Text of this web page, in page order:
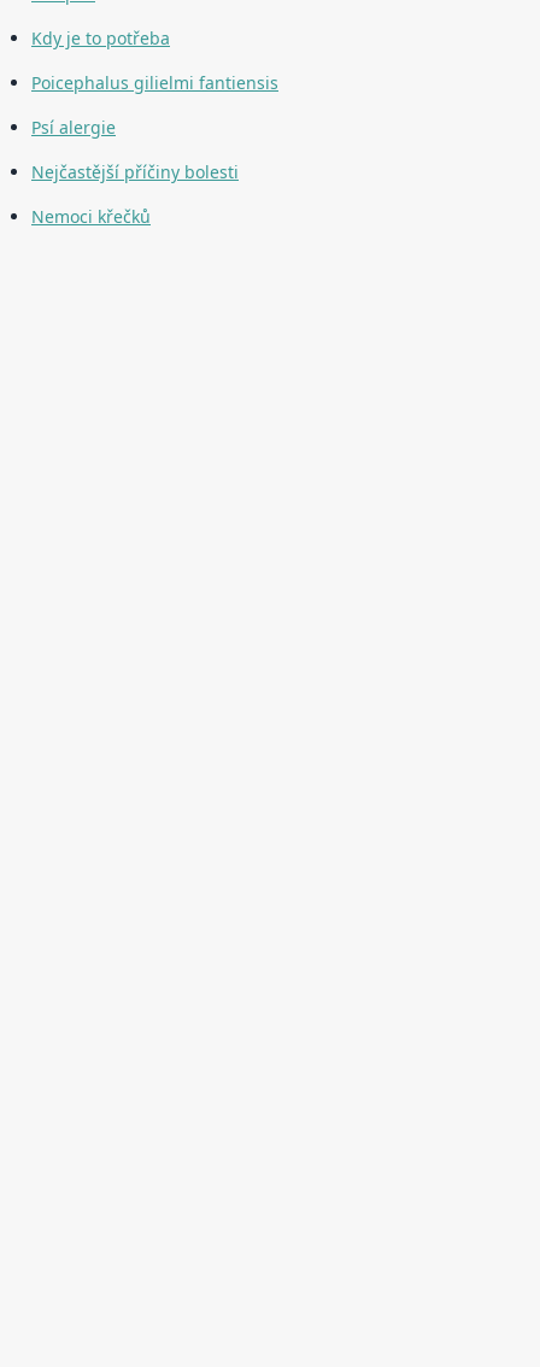
Kdy je to potřeba
Poicephalus gilielmi fantiensis
Psí alergie
Nejčastější příčiny bolesti
Nemoci křečků